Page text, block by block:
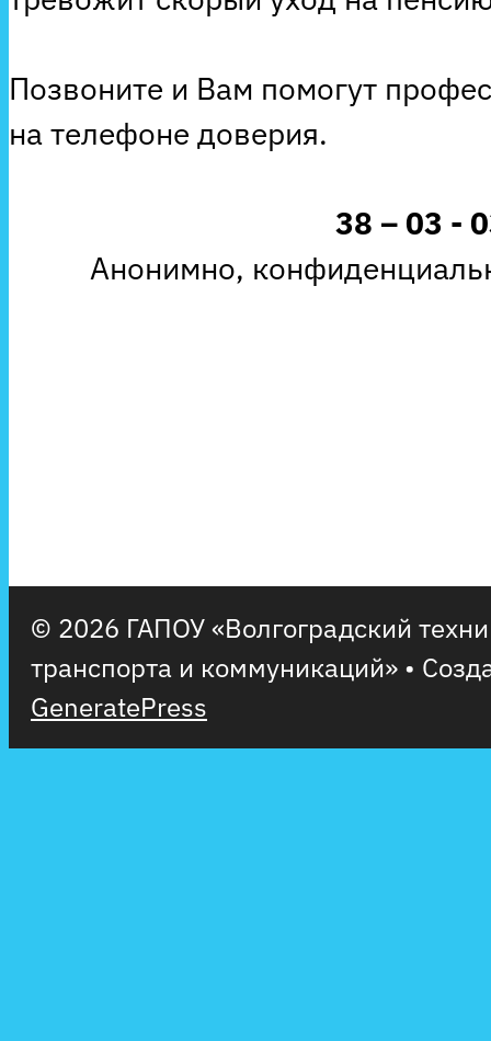
Позвоните и Вам помогут
на телефоне доверия.
38 – 03 -
Анонимно,
© 2026 ГАПОУ «Волгоградский
транспорта и коммуникаций» •
GeneratePress